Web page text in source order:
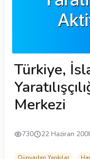
Türkiye,
Merkezi
730 22 Haziran